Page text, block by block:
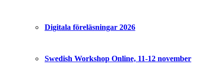
Digitala föreläsningar 2026
Swedish Workshop Online, 11-12 november